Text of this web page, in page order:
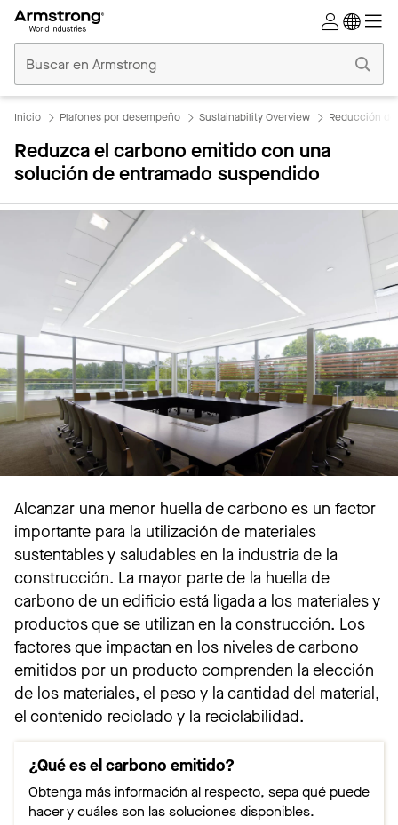
Comerciales
Inicio
Inicio Plafones por desempeño Sustainability Overview Reducción
Reduzca el carbono emitido con una
solución de entramado suspendido
Alcanzar una menor huella de carbono es un factor
importante para la utilización de materiales
sustentables y saludables en la industria de la
construcción. La mayor parte de la huella de
carbono de un edificio está ligada a los materiales y
productos que se utilizan en la construcción. Los
factores que impactan en los niveles de carbono
emitidos por un producto comprenden la elección
de los materiales, el peso y la cantidad del material,
el contenido reciclado y la reciclabilidad.
¿Qué es el carbono emitido?
Obtenga más información al respecto, sepa qué puede
hacer y cuáles son las soluciones disponibles.